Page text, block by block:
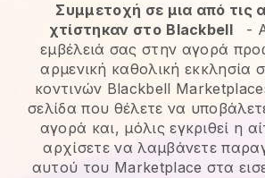
Συμμετοχή σε μια από τις
χτίστηκαν στο Blackbell -
εμβέλειά σας στην αγορά
αρμενική καθολική εκκλησία
κοντινών Blackbell
σελίδα που θέλετε να
αγορά και, μόλις εγκριθεί η
αρχίσετε να λαμβάνετε
αυτού του Marketplace στα